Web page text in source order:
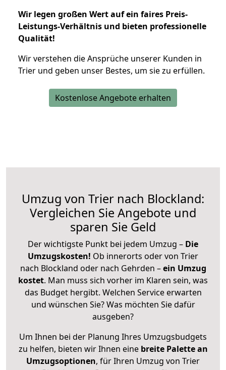
Wir legen großen Wert auf ein faires Preis-
Leistungs-Verhältnis und bieten professionelle
Qualität!
Wir verstehen die Ansprüche unserer Kunden in
Trier und geben unser Bestes, um sie zu erfüllen.
Kostenlose Angebote erhalten
Umzug von Trier nach Blockland:
Vergleichen Sie Angebote und
sparen Sie Geld
Der wichtigste Punkt bei jedem Umzug – Die
Umzugskosten! Ob innerorts oder von Trier
nach Blockland oder nach Gehrden –ein Umzug
kostet. Man muss sich vorher im Klaren sein, was
das Budget hergibt. Welchen Service erwarten
und wünschen Sie? Was möchten Sie dafür
ausgeben?
Um Ihnen bei der Planung Ihres Umzugsbudgets
zu helfen, bieten wir Ihnen eine breite Palette an
Umzugsoptionen, für Ihren Umzug von Trier